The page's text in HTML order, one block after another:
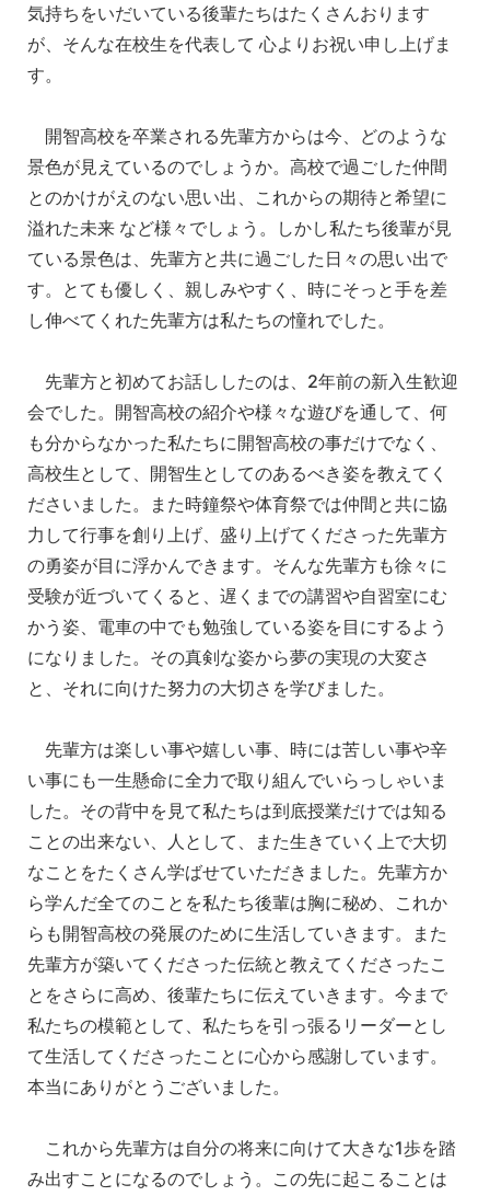
気持ちをいだいている後輩たちはたくさんおります
が、そんな在校生を代表して 心よりお祝い申し上げま
す。
開智高校を卒業される先輩方からは今、どのような
景色が見えているのでしょうか。高校で過ごした仲間
とのかけがえのない思い出、これからの期待と希望に
溢れた未来 など様々でしょう。しかし私たち後輩が見
ている景色は、先輩方と共に過ごした日々の思い出で
す。とても優しく、親しみやすく、時にそっと手を差
し伸べてくれた先輩方は私たちの憧れでした。
先輩方と初めてお話ししたのは、2年前の新入生歓迎
会でした。開智高校の紹介や様々な遊びを通して、何
も分からなかった私たちに開智高校の事だけでなく、
高校生として、開智生としてのあるべき姿を教えてく
ださいました。また時鐘祭や体育祭では仲間と共に協
力して行事を創り上げ、盛り上げてくださった先輩方
の勇姿が目に浮かんできます。そんな先輩方も徐々に
受験が近づいてくると、遅くまでの講習や自習室にむ
かう姿、電車の中でも勉強している姿を目にするよう
になりました。その真剣な姿から夢の実現の大変さ
と、それに向けた努力の大切さを学びました。
先輩方は楽しい事や嬉しい事、時には苦しい事や辛
い事にも一生懸命に全力で取り組んでいらっしゃいま
した。その背中を見て私たちは到底授業だけでは知る
ことの出来ない、人として、また生きていく上で大切
なことをたくさん学ばせていただきました。先輩方か
ら学んだ全てのことを私たち後輩は胸に秘め、これか
らも開智高校の発展のために生活していきます。また
先輩方が築いてくださった伝統と教えてくださったこ
とをさらに高め、後輩たちに伝えていきます。今まで
私たちの模範として、私たちを引っ張るリーダーとし
て生活してくださったことに心から感謝しています。
本当にありがとうございました。
これから先輩方は自分の将来に向けて大きな1歩を踏
み出すことになるのでしょう。この先に起こることは